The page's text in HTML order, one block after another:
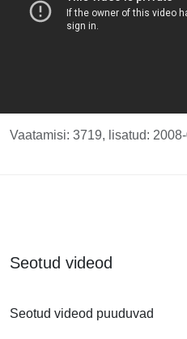
Vaatamisi: 3719, lisatud:
Seotud videod
Seotud videod puuduvad